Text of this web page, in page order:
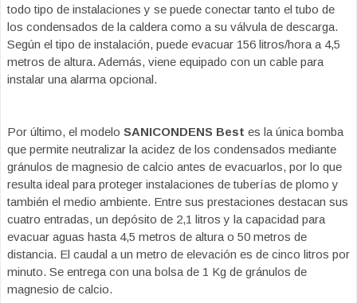
todo tipo de instalaciones y se puede conectar tanto el tubo de
los condensados de la caldera como a su válvula de descarga.
Según el tipo de instalación, puede evacuar 156 litros/hora a 4,5
metros de altura. Además, viene equipado con un cable para
instalar una alarma opcional.
Por último, el modelo SANICONDENS Best es la única bomba
que permite neutralizar la acidez de los condensados mediante
gránulos de magnesio de calcio antes de evacuarlos, por lo que
resulta ideal para proteger instalaciones de tuberías de plomo y
también el medio ambiente. Entre sus prestaciones destacan sus
cuatro entradas, un depósito de 2,1 litros y la capacidad para
evacuar aguas hasta 4,5 metros de altura o 50 metros de
distancia. El caudal a un metro de elevación es de cinco litros por
minuto. Se entrega con una bolsa de 1 Kg de gránulos de
magnesio de calcio.